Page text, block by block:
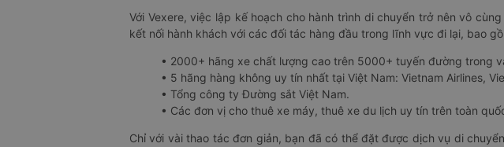
Với Vexere, việc lập kế hoạch cho hành trình di chuyển trở nên vô
kết nối hành khách với các đối tác hàng đầu trong lĩnh vực đi lại, bao
• 2000+ hãng xe chất lượng cao trên 5000+ tuyến đường trong
• 5 hãng hàng không uy tín nhất tại Việt Nam: Vietnam Airlines,
• Tổng công ty Đường sắt Việt Nam.
• Các đơn vị cho thuê xe máy, thuê xe du lịch uy tín trên toàn
Chỉ với vài thao tác đơn giản, bạn đã có thể đặt được dịch vụ di